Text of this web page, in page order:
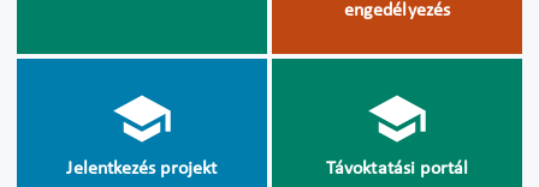
engedélyezés
Jelentkezés projekt
Távoktatási portál